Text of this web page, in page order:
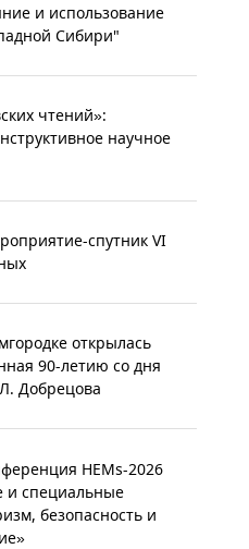
и использование
Сибири"
чтений»:
научное
спутник VI
открылась
90-летию со дня
Добрецова
HEMs-2026
и специальные
безопасность и